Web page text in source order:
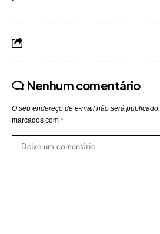
Nenhum comentário
O seu endereço de e-mail não será publicado.
marcados com *